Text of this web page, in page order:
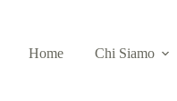
Home Chi Siamo